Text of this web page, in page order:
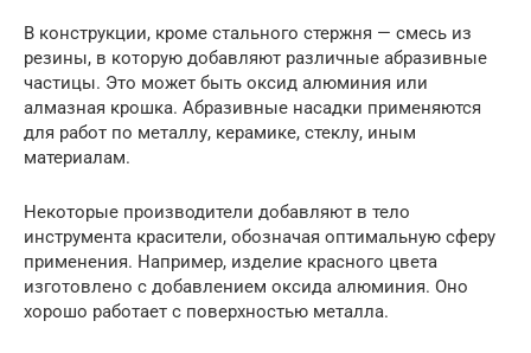
В конструкции, кроме стального стержня — смесь из
резины, в которую добавляют различные абразивные
частицы. Это может быть оксид алюминия или
алмазная крошка. Абразивные насадки применяются
для работ по металлу, керамике, стеклу, иным
материалам.
Некоторые производители добавляют в тело
инструмента красители, обозначая оптимальную сферу
применения. Например, изделие красного цвета
изготовлено с добавлением оксида алюминия. Оно
хорошо работает с поверхностью металла.